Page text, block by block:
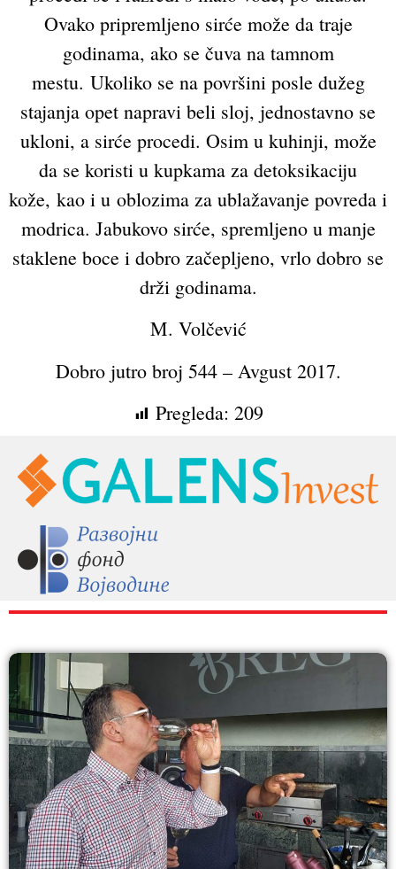
Ovako pripremljeno sirće može da traje
godinama, ako se čuva na tamnom
mestu. Ukoliko se na površini posle dužeg
stajanja opet napravi beli sloj, jednostavno se
ukloni, a sirće procedi. Osim u kuhinji, može
da se koristi u kupkama za detoksikaciju
kože, kao i u oblozima za ublažavanje povreda i
modrica. Jabukovo sirće, spremljeno u manje
staklene boce i dobro začepljeno, vrlo dobro se
drži godinama.
M. Volčević
Dobro jutro broj 544 – Avgust 2017.
Pregleda: 209
RAZNO